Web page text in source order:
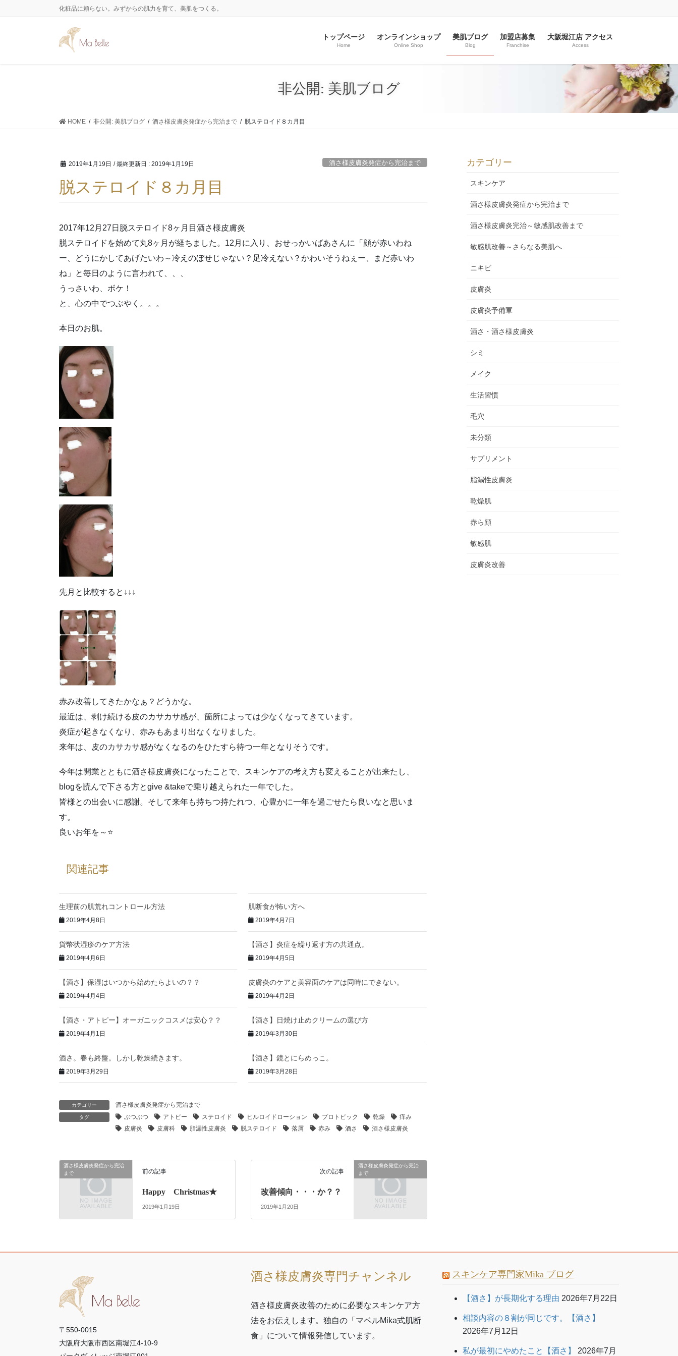
化粧品に頼らない。みずからの肌力を育て、美肌をつくる。
トップページ
Home
オンラインショップ
Online Shop
美肌ブログ
Blog
加盟店募集
Franchise
大阪堀江店 アクセス
Access
非公開: 美肌ブログ
HOME 非公開: 美肌ブログ 酒さ様皮膚炎発症から完治まで 脱ステロイド８カ月目
2019年1月19日 / 最終更新日 : 2019年1月19日 酒さ様皮膚炎発症から完治まで
脱ステロイド８カ月目
2017年12月27日脱ステロイド8ヶ月目酒さ様皮膚炎
脱ステロイドを始めて丸8ヶ月が経ちました。12月に入り、おせっかいばあさんに「顔が赤いわね
ー、どうにかしてあげたいわ～冷えのぼせじゃない？足冷えない？かわいそうねぇー、まだ赤いわ
ね」と毎日のように言われて、、、
うっさいわ、ボケ！
と、心の中でつぶやく。。。
本日のお肌。
先月と比較すると↓↓↓
赤み改善してきたかなぁ？どうかな。
最近は、剥け続ける皮のカサカサ感が、箇所によっては少なくなってきています。
炎症が起きなくなり、赤みもあまり出なくなりました。
来年は、皮のカサカサ感がなくなるのをひたすら待つ一年となりそうです。
今年は開業とともに酒さ様皮膚炎になったことで、スキンケアの考え方も変えることが出来たし、
blogを読んで下さる方とgive &takeで乗り越えられた一年でした。
皆様との出会いに感謝。そして来年も持ちつ持たれつ、心豊かに一年を過ごせたら良いなと思いま
す。
良いお年を～⭐
関連記事
生理前の肌荒れコントロール方法
2019年4月8日
肌断食が怖い方へ
2019年4月7日
貨幣状湿疹のケア方法
2019年4月6日
【酒さ】炎症を繰り返す方の共通点。
2019年4月5日
【酒さ】保湿はいつから始めたらよいの？？
2019年4月4日
皮膚炎のケアと美容面のケアは同時にできない。
2019年4月2日
【酒さ・アトピー】オーガニックコスメは安心？？
2019年4月1日
【酒さ】日焼け止めクリームの選び方
2019年3月30日
酒さ。春も終盤。しかし乾燥続きます。
2019年3月29日
【酒さ】鏡とにらめっこ。
2019年3月28日
カテゴリー 酒さ様皮膚炎発症から完治まで
タグ ぶつぶつ アトピー ステロイド ヒルロイドローション プロトピック 乾燥
痒み
皮膚炎
皮膚科 脂漏性皮膚炎 脱ステロイド 落屑 赤み 酒さ 酒さ様皮膚炎
酒さ様皮膚炎発症から完治
まで
前の記事
Happy Christmas★
2019年1月19日
酒さ様皮膚炎発症から完治
まで
次の記事
改善傾向・・・か？？
2019年1月20日
カテゴリー
スキンケア
酒さ様皮膚炎発症から完治まで
酒さ様皮膚炎完治～敏感肌改善まで
敏感肌改善～さらなる美肌へ
ニキビ
皮膚炎
皮膚炎予備軍
酒さ・酒さ様皮膚炎
シミ
メイク
生活習慣
毛穴
未分類
サプリメント
脂漏性皮膚炎
乾燥肌
赤ら顔
敏感肌
皮膚炎改善
〒550-0015
大阪府大阪市西区南堀江4-10-9
酒さ様皮膚炎専門チャンネル
酒さ様皮膚炎改善のために必要なスキンケア方
法をお伝えします。独自の「マベルMika式肌断
食」について情報発信しています。
スキンケア専門家Mika ブログ
【酒さ】が長期化する理由 2026年7月22日
相談内容の８割が同じです。【酒さ】
2026年7月12日
私が最初にやめたこと【酒さ】 2026年7月